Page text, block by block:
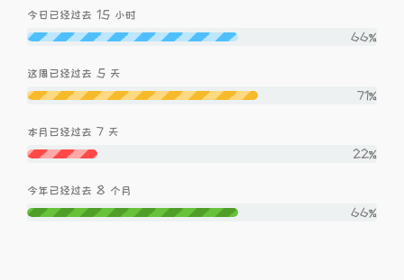
今日已经过去 15 小时
66%
这周已经过去 5 天
71%
本月已经过去 7 天
22%
今年已经过去 8 个月
66%